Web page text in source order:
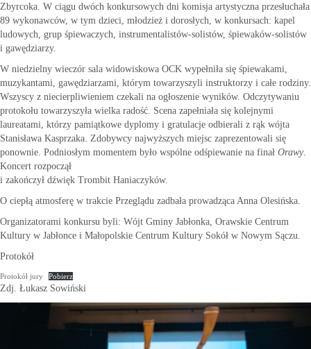
Zbyrcoka. W ciągu dwóch konkursowych dni komisja artystyczna przesłuchała
89 wykonawców, w tym dzieci, młodzież i dorosłych, w konkursach: kapel
ludowych, grup śpiewaczych, instrumentalistów-solistów, śpiewaków-solistów
i gawędziarzy.
W niedzielny wieczór sala widowiskowa OCK wypełniła się śpiewakami,
muzykantami, gawędziarzami, którym towarzyszyli instruktorzy i całe rodziny.
Wszyscy z niecierpliwieniem czekali na ogłoszenie wyników. Odczytywaniu
protokołu towarzyszyła wielka radość. Scena zapełniała się kolejnymi
laureatami, którzy pamiątkowe dyplomy i gratulacje odbierali z rąk wójta
Stanisława Kasprzaka. Zdobywcy najwyższych miejsc zaprezentowali się
ponownie. Podniosłym momentem było wspólne odśpiewanie na finał Orawy.
Koncert rozpoczął
i zakończył dźwięk Trombit Haniaczyków.
O ciepłą atmosferę w trakcie Przeglądu zadbała prowadząca Anna Olesińska.
Organizatorami konkursu byli: Wójt Gminy Jabłonka, Orawskie Centrum
Kultury w Jabłonce i Małopolskie Centrum Kultury Sokół w Nowym Sączu.
Protokół
Protokół jury Pobierz
Zdj. Łukasz Sowiński